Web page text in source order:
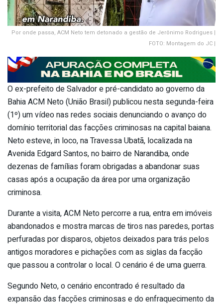
Por onde passa, ACM Neto tem detonado a gestão de Jerônimo Rodrigues |
FOTO: Montagem do JC |
O ex-prefeito de Salvador e pré-candidato ao governo da
Bahia ACM Neto (União Brasil) publicou nesta segunda-feira
(1º) um vídeo nas redes sociais denunciando o avanço do
domínio territorial das facções criminosas na capital baiana.
Neto esteve, in loco, na Travessa Ubatã, localizada na
Avenida Edgard Santos, no bairro de Narandiba, onde
dezenas de famílias foram obrigadas a abandonar suas
casas após a ocupação da área por uma organização
criminosa.
Durante a visita, ACM Neto percorre a rua, entra em imóveis
abandonados e mostra marcas de tiros nas paredes, portas
perfuradas por disparos, objetos deixados para trás pelos
antigos moradores e pichações com as siglas da facção
que passou a controlar o local. O cenário é de uma guerra.
Segundo Neto, o cenário encontrado é resultado da
expansão das facções criminosas e do enfraquecimento da